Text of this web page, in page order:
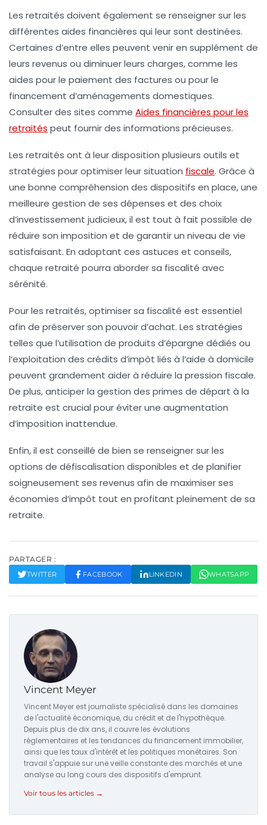
Les retraités doivent également se renseigner sur les
différentes aides financières qui leur sont destinées.
Certaines d’entre elles peuvent venir en supplément de
leurs revenus ou diminuer leurs charges, comme les
aides pour le paiement des factures ou pour le
financement d’aménagements domestiques.
Consulter des sites comme Aides financières pour les
retraités peut fournir des informations précieuses.
Les retraités ont à leur disposition plusieurs outils et
stratégies pour optimiser leur situation fiscale. Grâce à
une bonne compréhension des dispositifs en place, une
meilleure gestion de ses dépenses et des choix
d’investissement judicieux, il est tout à fait possible de
réduire son imposition et de garantir un niveau de vie
satisfaisant. En adoptant ces astuces et conseils,
chaque retraité pourra aborder sa fiscalité avec
sérénité.
Pour les retraités, optimiser sa fiscalité est essentiel
afin de préserver son pouvoir d’achat. Les stratégies
telles que l’utilisation de produits d’épargne dédiés ou
l’exploitation des crédits d’impôt liés à l’aide à domicile
peuvent grandement aider à réduire la pression fiscale.
De plus, anticiper la gestion des primes de départ à la
retraite est crucial pour éviter une augmentation
d’imposition inattendue.
Enfin, il est conseillé de bien se renseigner sur les
options de défiscalisation disponibles et de planifier
soigneusement ses revenus afin de maximiser ses
économies d’impôt tout en profitant pleinement de sa
retraite.
PARTAGER :
TWITTER FACEBOOK LINKEDIN WHATSAPP
Vincent Meyer
Vincent Meyer est journaliste spécialisé dans les domaines
de l'actualité économique, du crédit et de l'hypothèque.
Depuis plus de dix ans, il couvre les évolutions
réglementaires et les tendances du financement immobilier,
ainsi que les taux d'intérêt et les politiques monétaires. Son
travail s'appuie sur une veille constante des marchés et une
analyse au long cours des dispositifs d'emprunt.
Voir tous les articles →